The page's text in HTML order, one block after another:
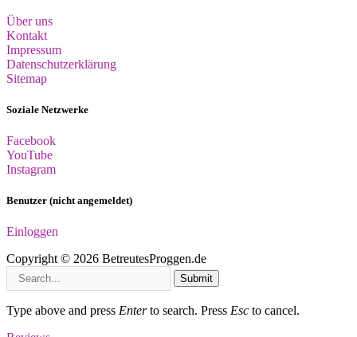
Über uns
Kontakt
Impressum
Datenschutzerklärung
Sitemap
Soziale Netzwerke
Facebook
YouTube
Instagram
Benutzer (nicht angemeldet)
Einloggen
Copyright © 2026 BetreutesProggen.de
Submit
Type above and press Enterto search. Press Esc to cancel.